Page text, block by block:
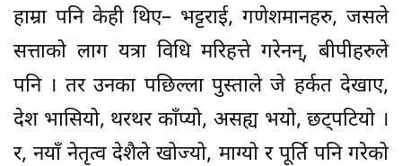
हाम्रा पनि केही थिए– भट्टराई, गणेशमानहरु, जसले
सत्ताको लाग यत्रा विधि मरिहत्ते गरेनन्, बीपीहरुले
पनि । तर उनका पछिल्ला पुस्ताले जे हर्कत देखाए,
देश भासियो, थरथर काँप्यो, असह्य भयो, छट्पटियो ।
र, नयाँ नेतृत्व देशैले खोज्यो, माग्यो र पूर्ति पनि गरेको